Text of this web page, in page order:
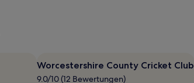
Worcestershire County Cricket Club
9.0/10 (12 Bewertungen)